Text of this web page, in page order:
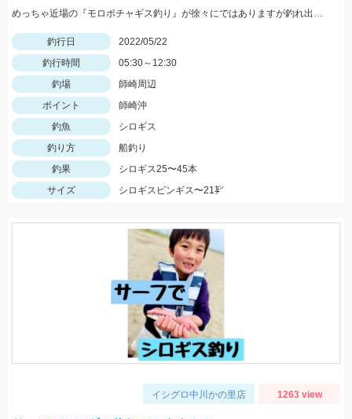
めっちゃ近場の『モロポチャギス釣り』が徐々にではありますが釣れ出して来てますよッ(*⁰▿⁰*)
釣行日
2022/05/22
釣行時間
05:30～12:30
釣場
師崎周辺
ポイント
師崎沖
釣魚
シロギス
釣り方
船釣り
釣果
シロギス25〜45本
サイズ
シロギスピンギス〜21㌢
イシグロ中川かの里店 1263 view